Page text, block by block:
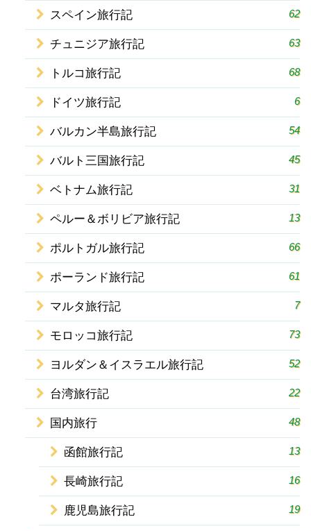
スペイン旅行記 62
チュニジア旅行記 63
トルコ旅行記 68
ドイツ旅行記 6
バルカン半島旅行記 54
バルト三国旅行記 45
ベトナム旅行記 31
ペルー＆ボリビア旅行記 13
ポルトガル旅行記 66
ポーランド旅行記 61
マルタ旅行記 7
モロッコ旅行記 73
ヨルダン＆イスラエル旅行記 52
台湾旅行記 22
国内旅行 48
函館旅行記 13
長崎旅行記 16
鹿児島旅行記 19